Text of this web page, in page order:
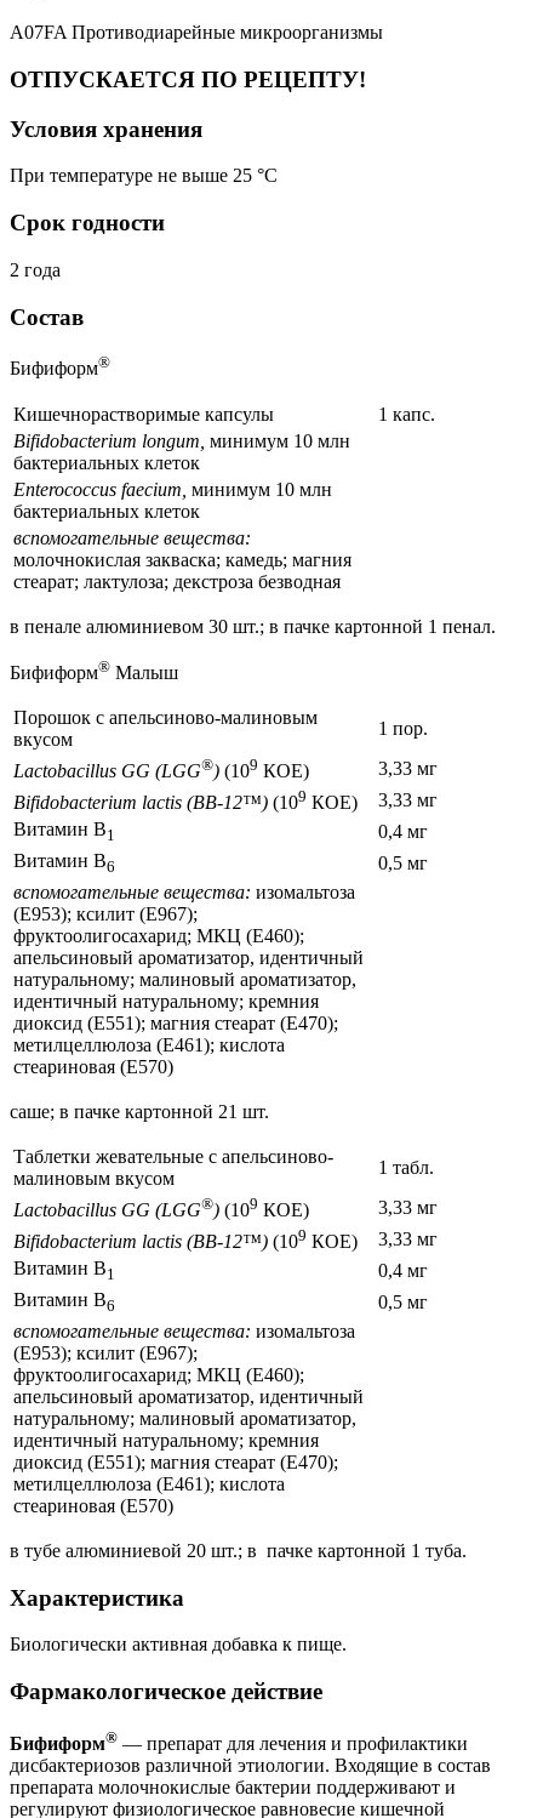
A07FA Противодиарейные микроорганизмы
ОТПУСКАЕТСЯ ПО РЕЦЕПТУ!
Условия хранения
При температуре не выше 25 °C
Срок годности
2 года
Состав
Бифиформ®
Кишечнорастворимые капсулы
1 капс.
Bifidobacterium longum, минимум 10 млн
бактериальных клеток
Enterococcus faecium, минимум 10 млн
бактериальных клеток
вспомогательные вещества:
молочнокислая закваска; камедь; магния
стеарат; лактулоза; декстроза безводная
в пенале алюминиевом 30 шт.; в пачке картонной 1 пенал.
Бифиформ® Малыш
Порошок с апельсиново-малиновым
вкусом
1 пор.
Lactobacillus GG (LGG®) (109 КОЕ)
3,33 мг
Bifidobacterium lactis (BB-12™) (109 КОЕ)
3,33 мг
Витамин B1
0,4 мг
Витамин B6
0,5 мг
вспомогательные вещества: изомальтоза
(Е953); ксилит (Е967);
фруктоолигосахарид; МКЦ (Е460);
апельсиновый ароматизатор, идентичный
натуральному; малиновый ароматизатор,
идентичный натуральному; кремния
диоксид (Е551); магния стеарат (Е470);
метилцеллюлоза (Е461); кислота
стеариновая (Е570)
саше; в пачке картонной 21 шт.
Таблетки жевательные с апельсиново-
малиновым вкусом
1 табл.
Lactobacillus GG (LGG®) (109 КОЕ)
3,33 мг
Bifidobacterium lactis (BB-12™) (109 КОЕ)
3,33 мг
Витамин B1
0,4 мг
Витамин B6
0,5 мг
вспомогательные вещества: изомальтоза
(Е953); ксилит (Е967);
фруктоолигосахарид; МКЦ (Е460);
апельсиновый ароматизатор, идентичный
натуральному; малиновый ароматизатор,
идентичный натуральному; кремния
диоксид (Е551); магния стеарат (Е470);
метилцеллюлоза (Е461); кислота
стеариновая (Е570)
в тубе алюминиевой 20 шт.; в пачке картонной 1 туба.
Характеристика
Биологически активная добавка к пище.
Фармакологическое действие
Бифиформ® — препарат для лечения и профилактики
дисбактериозов различной этиологии. Входящие в состав
препарата молочнокислые бактерии поддерживают и
регулируют физиологическое равновесие кишечной